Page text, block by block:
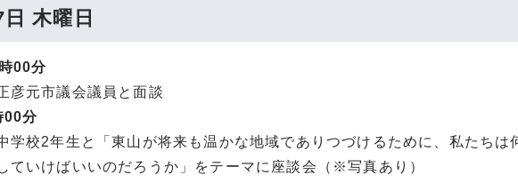
木曜日
00分
彦元市議会議員と面談
00分
学校2年生と「東山が将来も温かな地域でありつづけるために、私たちは
ていけばいいのだろうか」をテーマに座談会（※写真あり）